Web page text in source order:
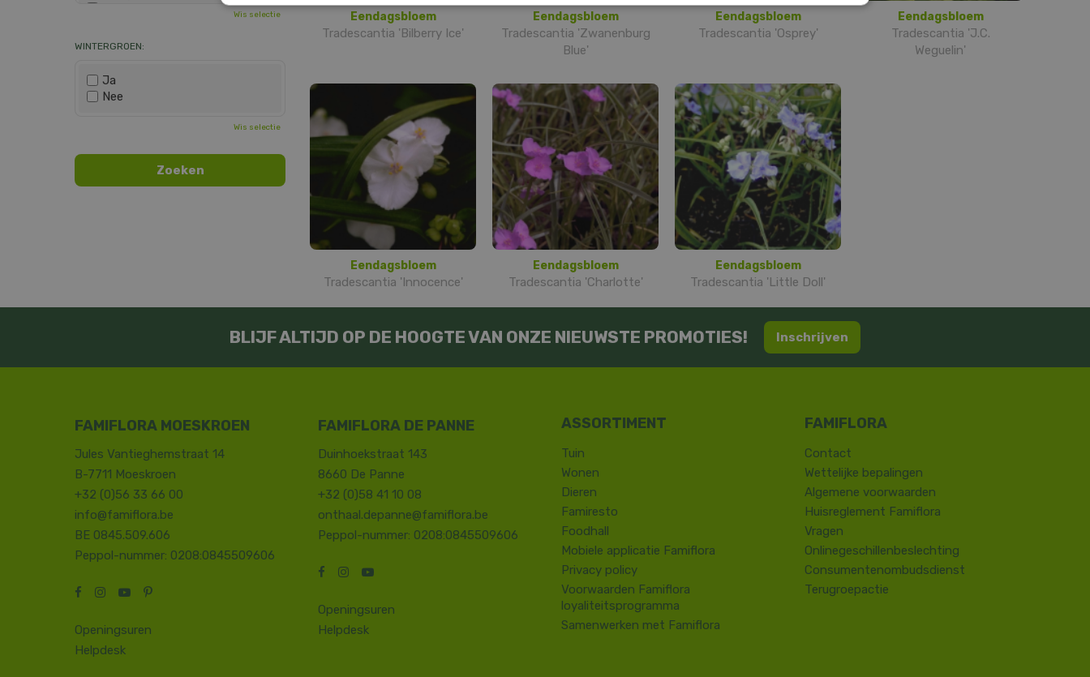
Eendagsbloem
Tradescantia 'Bilberry Ice'
Eendagsbloem
Tradescantia 'Zwanenburg
Blue'
Eendagsbloem
Tradescantia 'Osprey'
Eendagsbloem
Tradescantia 'J.C.
Weguelin'
Eendagsbloem
Tradescantia 'Innocence'
Eendagsbloem
Tradescantia 'Charlotte'
Eendagsbloem
Tradescantia 'Little Doll'
Roze
Zwart
Wis selectie
WINTERGROEN:
Ja
Nee
Wis selectie
BLIJF ALTIJD OP DE HOOGTE VAN ONZE NIEUWSTE PROMOTIES! Inschrijven
FAMIFLORA MOESKROEN
Jules Vantieghemstraat 14
B-7711 Moeskroen
+32 (0)56 33 66 00
info@famiflora.be
BE 0845.509.606
Peppol-nummer: 0208:0845509606
Openingsuren
Helpdesk
FAMIFLORA DE PANNE
Duinhoekstraat 143
8660 De Panne
+32 (0)58 41 10 08
onthaal.depanne@famiflora.be
Peppol-nummer: 0208:0845509606
Openingsuren
Helpdesk
Tuin
Wonen
Dieren
Famiresto
Foodhall
Mobiele applicatie Famiflora
Privacy policy
Voorwaarden Famiflora
loyaliteitsprogramma
Samenwerken met Famiflora
Contact
​Wettelijke bepalingen
Algemene voorwaarden
Huisreglement Famiflora
Vragen
Onlinegeschillenbeslechting
Consumentenombudsdienst
Terugroepactie